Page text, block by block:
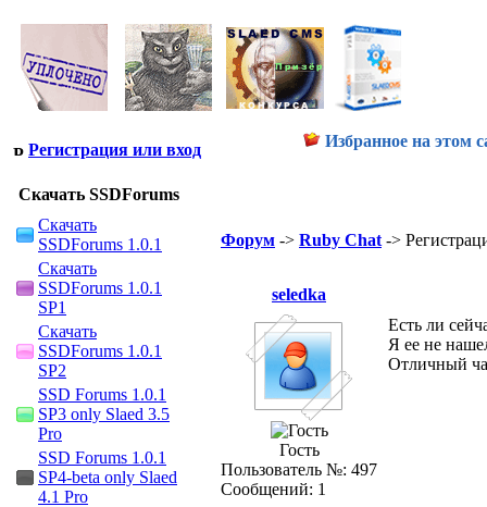
Регистрация или вход Избранное на этом
Скачать SSDForums
Скачать
SSDForums 1.0.1
Скачать
SSDForums 1.0.1
SP1
Скачать
SSDForums 1.0.1
SP2
SSD Forums 1.0.1
SP3 only Slaed 3.5
Pro
SSD Forums 1.0.1
SP4-beta only Slaed
4.1 Pro
Форум -> Ruby Chat ->
seledka
Гость
Пользователь №: 497
Сообщений: 1
Есть ли
Я ее не
Отличный